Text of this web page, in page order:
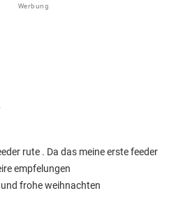
Werbung
rute . Da das meine erste feeder
empfelungen
frohe weihnachten